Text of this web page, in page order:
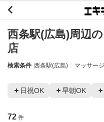
西条駅(広島)周辺
店
検索条件 西条駅(広島) マッサージ
日祝OK 早朝OK
72 件